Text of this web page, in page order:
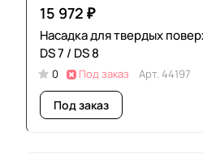
15 972 ₽
Насадка для твердых
DS 7 / DS 8
0 Под заказ Арт. 44197
Под заказ